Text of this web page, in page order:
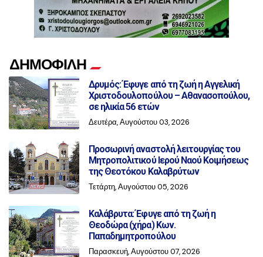
ΔΗΜΟΦΙΛΗ
Δρυμός: Έφυγε από τη ζωή η Αγγελική
Χριστοδουλοπούλου – Αθανασοπούλου,
σε ηλικία 56 ετών
Δευτέρα, Αυγούστου 03, 2026
Προσωρινή αναστολή λειτουργίας του
Μητροπολιτικού Ιερού Ναού Κοιμήσεως
της Θεοτόκου Καλαβρύτων
Τετάρτη, Αυγούστου 05, 2026
Καλάβρυτα: Έφυγε από τη ζωή η
Θεοδώρα (χήρα) Κων.
Παπαδημητροπούλου
Παρασκευή, Αυγούστου 07, 2026